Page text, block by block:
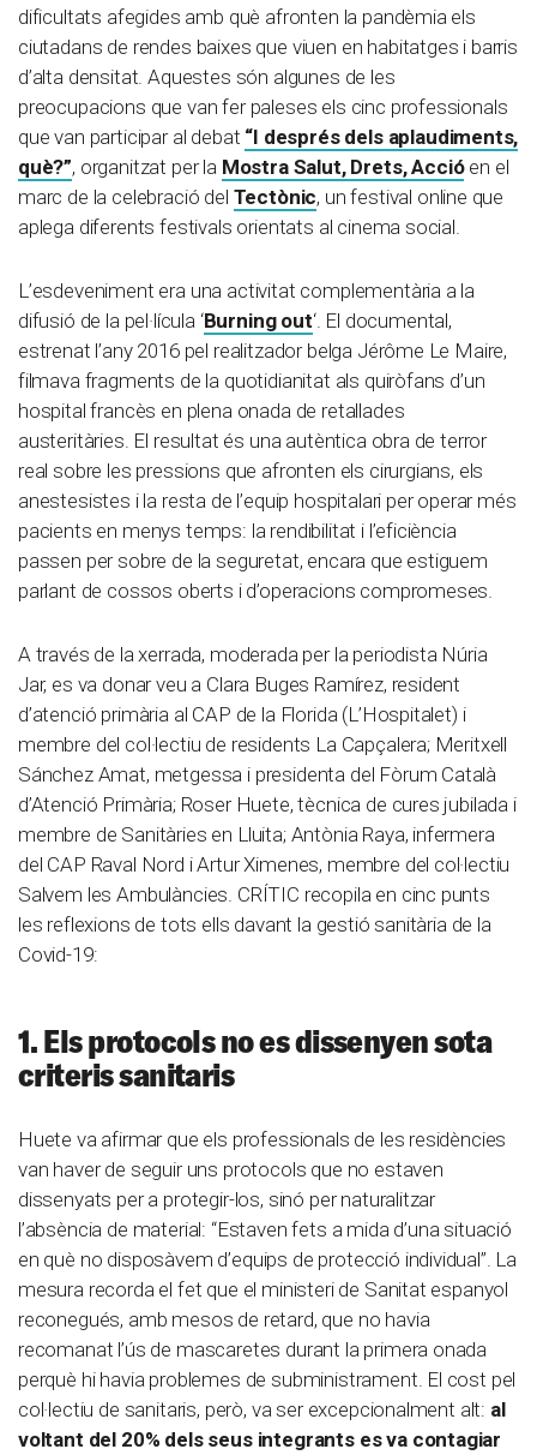
dificultats afegides amb què afronten la pandèmia els
ciutadans de rendes baixes que viuen en habitatges i barris
d’alta densitat. Aquestes són algunes de les
preocupacions que van fer paleses els cinc professionals
que van participar al debat “I després dels aplaudiments,
què?”, organitzat per la Mostra Salut, Drets, Accióen el
marc de la celebració del Tectònic, un festival online que
aplega diferents festivals orientats al cinema social.
L’esdeveniment era una activitat complementària a la
difusió de la pel·lícula ‘Burning out‘. El documental,
estrenat l’any 2016 pel realitzador belga Jérôme Le Maire,
filmava fragments de la quotidianitat als quiròfans d’un
hospital francès en plena onada de retallades
austeritàries. El resultat és una autèntica obra de terror
real sobre les pressions que afronten els cirurgians, els
anestesistes i la resta de l’equip hospitalari per operar més
pacients en menys temps: la rendibilitat i l’eficiència
passen per sobre de la seguretat, encara que estiguem
parlant de cossos oberts i d’operacions compromeses.
A través de la xerrada, moderada per la periodista Núria
Jar, es va donar veu a Clara Buges Ramírez, resident
d’atenció primària al CAP de la Florida (L’Hospitalet) i
membre del col·lectiu de residents La Capçalera; Meritxell
Sánchez Amat, metgessa i presidenta del Fòrum Català
d’Atenció Primària; Roser Huete, tècnica de cures jubilada i
membre de Sanitàries en Lluita; Antònia Raya, infermera
del CAP Raval Nord i Artur Ximenes, membre del col·lectiu
Salvem les Ambulàncies. CRÍTIC recopila en cinc punts
les reflexions de tots ells davant la gestió sanitària de la
Covid-19:
1. Els protocols no es dissenyen sota
criteris sanitaris
Huete va afirmar que els professionals de les residències
van haver de seguir uns protocols que no estaven
dissenyats per a protegir-los, sinó per naturalitzar
l’absència de material: “Estaven fets a mida d’una situació
en què no disposàvem d’equips de protecció individual”. La
mesura recorda el fet que el ministeri de Sanitat espanyol
reconegués, amb mesos de retard, que no havia
recomanat l’ús de mascaretes durant la primera onada
perquè hi havia problemes de subministrament. El cost pel
col·lectiu de sanitaris, però, va ser excepcionalment alt: al
voltant del 20% dels seus integrants es va contagiar